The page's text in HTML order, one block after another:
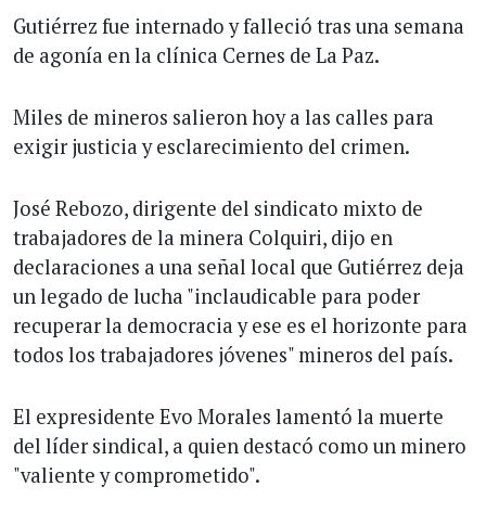
Gutiérrez fue internado y falleció tras una semana
de agonía en la clínica Cernes de La Paz.
Miles de mineros salieron hoy a las calles para
exigir justicia y esclarecimiento del crimen.
José Rebozo, dirigente del sindicato mixto de
trabajadores de la minera Colquiri, dijo en
declaraciones a una señal local que Gutiérrez deja
un legado de lucha "inclaudicable para poder
recuperar la democracia y ese es el horizonte para
todos los trabajadores jóvenes" mineros del país.
El expresidente Evo Morales lamentó la muerte
del líder sindical, a quien destacó como un minero
"valiente y comprometido".